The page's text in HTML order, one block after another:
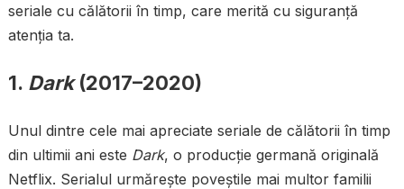
seriale cu călătorii în timp, care merită cu siguranță
atenția ta.
1. Dark(2017–2020)
Unul dintre cele mai apreciate seriale de călătorii în timp
din ultimii ani este Dark, o producție germană originală
Netflix. Serialul urmărește poveștile mai multor familii